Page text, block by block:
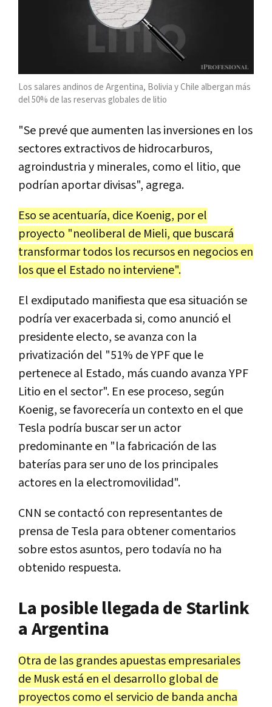
Los salares andinos de Argentina, Bolivia y Chile albergan más
del 50% de las reservas globales de litio
"Se prevé que aumenten las inversiones en los
sectores extractivos de hidrocarburos,
agroindustria y minerales, como el litio, que
podrían aportar divisas", agrega.
Eso se acentuaría, dice Koenig, por el
proyecto "neoliberal de Mieli, que buscará
transformar todos los recursos en negocios en
los que el Estado no interviene".
El exdiputado manifiesta que esa situación se
podría ver exacerbada si, como anunció el
presidente electo, se avanza con la
privatización del "51% de YPF que le
pertenece al Estado, más cuando avanza YPF
Litio en el sector". En ese proceso, según
Koenig, se favorecería un contexto en el que
Tesla podría buscar ser un actor
predominante en "la fabricación de las
baterías para ser uno de los principales
actores en la electromovilidad".
CNN se contactó con representantes de
prensa de Tesla para obtener comentarios
sobre estos asuntos, pero todavía no ha
obtenido respuesta.
La posible llegada de Starlink
a Argentina
Otra de las grandes apuestas empresariales
de Musk está en el desarrollo global de
proyectos como el servicio de banda ancha